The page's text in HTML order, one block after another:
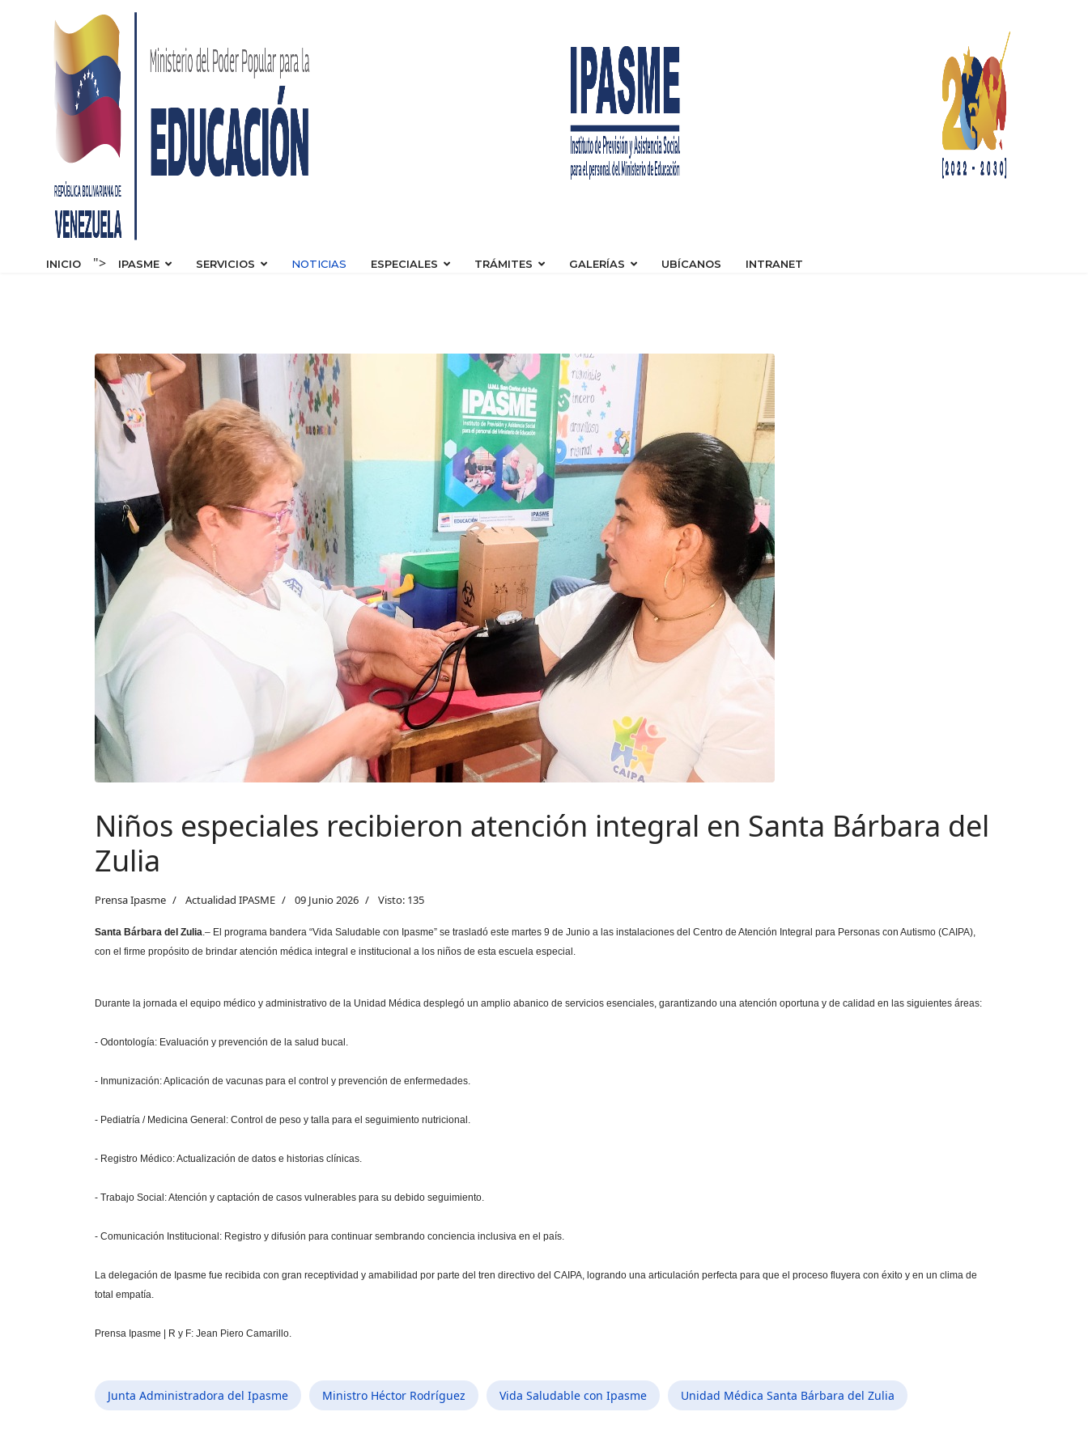
INICIO "> IPASME SERVICIOS NOTICIAS ESPECIALES TRÁMITES GALERÍAS UBÍCANOS INTRANET
Niños especiales recibieron atención integral en Santa Bárbara del
Zulia
Prensa Ipasme Actualidad IPASME 09 Junio 2026 Visto: 135
Santa Bárbara del Zulia.– El programa bandera “Vida Saludable con Ipasme” se trasladó este martes 9 de Junio a las instalaciones del Centro de Atención Integral para Personas con Autismo (CAIPA),
con el firme propósito de brindar atención médica integral e institucional a los niños de esta escuela especial.
Durante la jornada el equipo médico y administrativo de la Unidad Médica desplegó un amplio abanico de servicios esenciales, garantizando una atención oportuna y de calidad en las siguientes áreas:
- Odontología: Evaluación y prevención de la salud bucal.
- Inmunización: Aplicación de vacunas para el control y prevención de enfermedades.
- Pediatría / Medicina General: Control de peso y talla para el seguimiento nutricional.
- Registro Médico: Actualización de datos e historias clínicas.
- Trabajo Social: Atención y captación de casos vulnerables para su debido seguimiento.
- Comunicación Institucional: Registro y difusión para continuar sembrando conciencia inclusiva en el país.
La delegación de Ipasme fue recibida con gran receptividad y amabilidad por parte del tren directivo del CAIPA, logrando una articulación perfecta para que el proceso fluyera con éxito y en un clima de
total empatía.
Prensa Ipasme | R y F: Jean Piero Camarillo.
Junta Administradora del Ipasme Ministro Héctor Rodríguez Vida Saludable con Ipasme Unidad Médica Santa Bárbara del Zulia